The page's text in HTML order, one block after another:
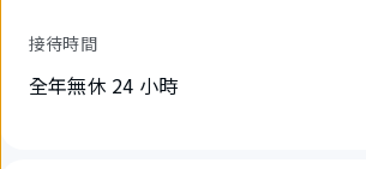
接待時間
全年無休 24 小時